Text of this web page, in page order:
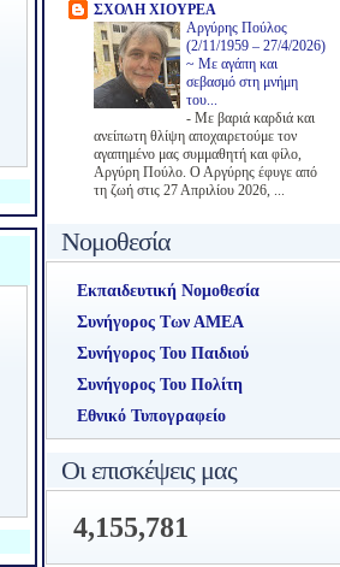
ΣΧΟΛΗ ΧΙΟΥΡΕΑ
Αργύρης Πούλος
(2/11/1959 – 27/4/2026)
~ Με αγάπη και
σεβασμό στη μνήμη
του...
- Με βαριά καρδιά και
ανείπωτη θλίψη αποχαιρετούμε τον
αγαπημένο μας συμμαθητή και φίλο,
Αργύρη Πούλο. Ο Αργύρης έφυγε από
τη ζωή στις 27 Απριλίου 2026, ...
Νομοθεσία
Εκπαιδευτική Νομοθεσία
Συνήγορος Των ΑΜΕΑ
Συνήγορος Του Παιδιού
Συνήγορος Του Πολίτη
Εθνικό Τυπογραφείο
Οι επισκέψεις μας
4,155,781